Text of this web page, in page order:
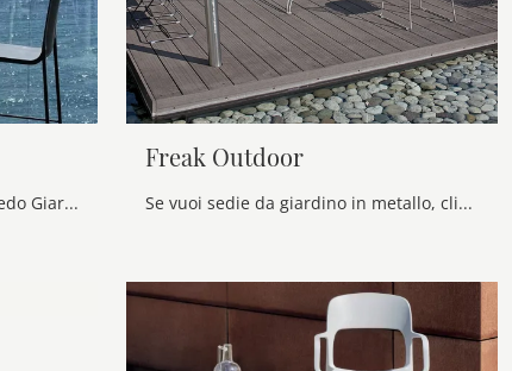
Arreda lo spazio verde con l'Arredo Giardino Bontempi! Set e tavolini da giardino in metallo, come il modello Rico Alto Outdoor, ti aspettano!
Freak Outdoor
Se vuoi sedie da giardino in metallo, clicca e ottieni informazioni sul modello Freak Outdoor della marca Bontempi.